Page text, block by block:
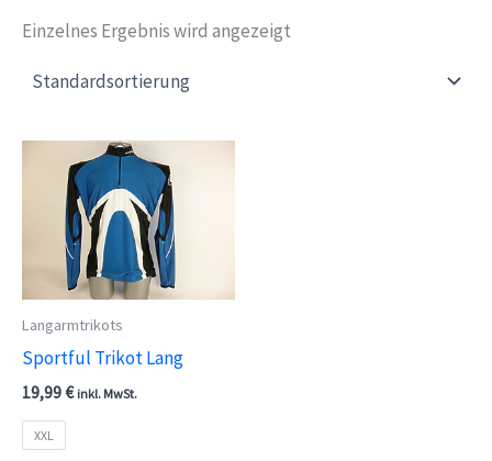
Einzelnes Ergebnis wird angezeigt
Langarmtrikots
Sportful Trikot Lang
19,99€ inkl. MwSt.
XXL